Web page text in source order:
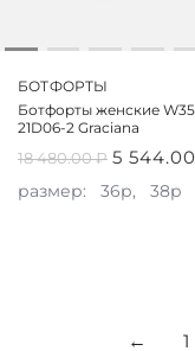
БОТФОРТЫ
Ботфорты женские
21D06-2 Graciana
18 480.00₽ 5 544.00
размер: 36р, 38р
1